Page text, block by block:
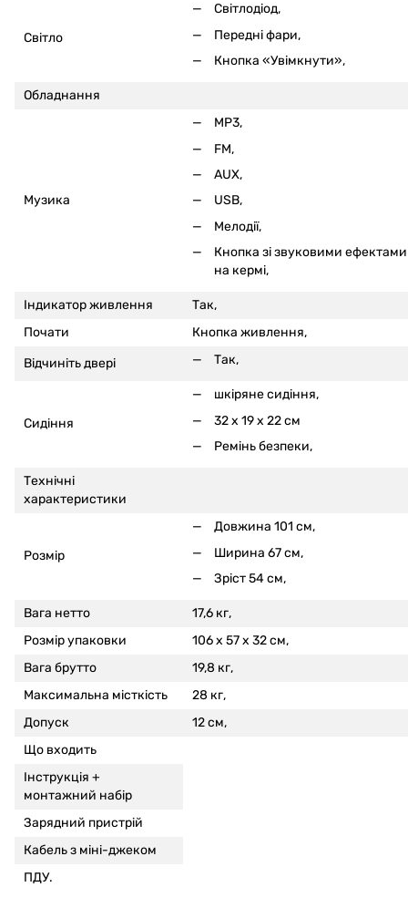
Світло
Світлодіод,
Передні фари,
Кнопка «Увімкнути»,
Обладнання
Музика
MP3,
FM,
AUX,
USB,
Мелодії,
Кнопка зі звуковими ефектами
на кермі,
Індикатор живлення
Так,
Почати
Кнопка живлення,
Відчиніть двері
Так,
Сидіння
шкіряне сидіння,
32 x 19 x 22 см
Ремінь безпеки,
Технічні
характеристики
Розмір
Довжина 101 см,
Ширина 67 см,
Зріст 54 см,
Вага нетто
17,6 кг,
Розмір упаковки
106 x 57 x 32 см,
Вага брутто
19,8 кг,
Максимальна місткість
28 кг,
Допуск
12 см,
Що входить
Інструкція +
монтажний набір
Зарядний пристрій
Кабель з міні-джеком
ПДУ.